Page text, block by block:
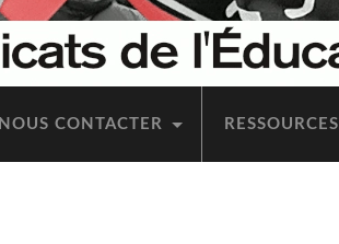
NOUS CONTAC­TER RES­SOURCES